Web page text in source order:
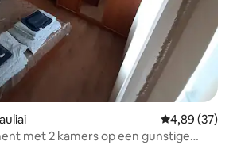
Gemiddelde
4,89 (37)
met 2 kamers op een gunstige